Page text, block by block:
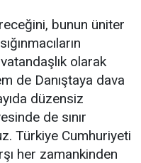
bunun üniter
olarak
de Danıştaya dava
düzensiz
de sınır
Türkiye Cumhuriyeti
her zamankinden